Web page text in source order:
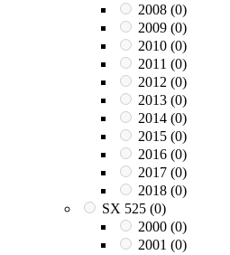
2008 (0)
2009 (0)
2010 (0)
2011 (0)
2012 (0)
2013 (0)
2014 (0)
2015 (0)
2016 (0)
2017 (0)
2018 (0)
SX 525 (0)
2000 (0)
2001 (0)